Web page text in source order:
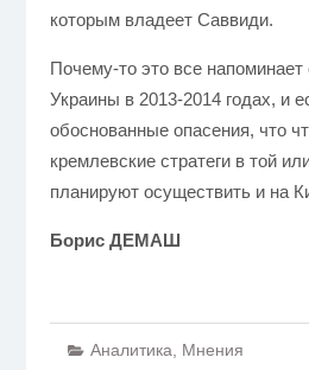
которым владеет Саввиди.
Почему-то это все
Украины в 2013-2014 годах, и
обоснованные опасения, что
кремлевские стратеги в той
планируют осуществить и на
Борис ДЕМАШ
Аналитика Мнения